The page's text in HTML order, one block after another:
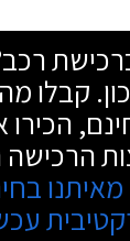
ברכישת
קבלו
הרכישה
מאיתנו